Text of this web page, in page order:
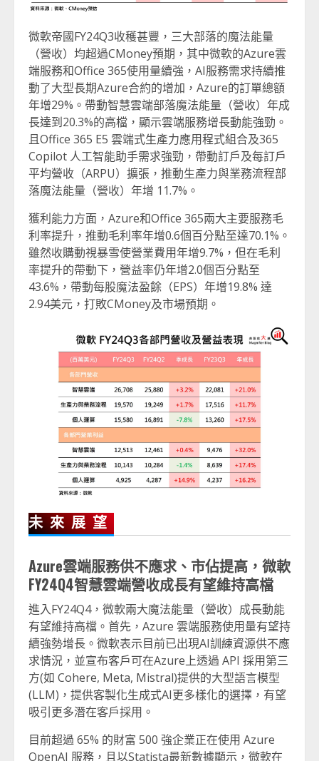
微軟帝國FY24Q3收穫甚豐，三大部落的魔法能量
（營收）均超過CMoney預期，其中微軟的Azure雲
端服務和Office 365使用量續強，AI服務需求持續推
動了大型長期Azure合約的增加，Azure的訂單總額
年增29%。帶動智慧雲端部落魔法能量（營收）年成
長達到20.3%的高檔，顯示雲端服務增長動能強勁。
且Office 365 E5 雲端式生產力應用程式組合及365
Copilot 人工智能助手需求強勁，帶動訂戶及每訂戶
平均營收（ARPU）擴張，推動生產力與業務流程部
落魔法能量（營收）年增 11.7%。
獲利能力方面，Azure和Office 365兩大主要服務毛
利率提升，推動毛利率年增0.6個百分點至達70.1%。
雖然收購動視暴雪使營業費用年增9.7%，但在毛利
率提升的帶動下，營益率仍年增2.0個百分點至
43.6%，帶動每股魔法盈餘（EPS）年增19.8% 達
2.94美元，打敗CMoney及市場預期。
未來展望
Azure雲端服務供不應求、市佔提高，微軟
FY24Q4智慧雲端營收成長有望維持高檔
進入FY24Q4，微軟兩大魔法能量（營收）成長動能
有望維持高檔。首先，Azure 雲端服務使用量有望持
續強勢增長。微軟表示目前已出現AI訓練資源供不應
求情況，並宣布客戶可在Azure上透過 API 採用第三
方(如 Cohere, Meta, Mistral)提供的大型語言模型
(LLM)，提供客製化生成式AI更多樣化的選擇，有望
吸引更多潛在客戶採用。
目前超過 65% 的財富 500 強企業正在使用 Azure
OpenAI 服務，且以Statista最新數據顯示，微軟在